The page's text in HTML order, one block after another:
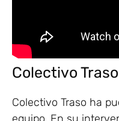
Colectivo
Colectivo Traso ha